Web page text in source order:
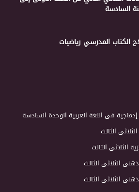
السادسة
الكتاب المدرسي رياضيات
في اللغة العربية الوحدة السادسة
الثالث
الثلاثي الثالث
الثلاثي الثالث
الثلاثي الثالث